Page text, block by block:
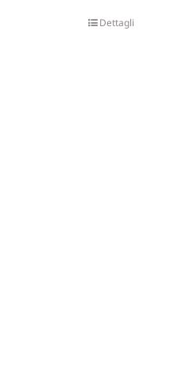
Dettagli